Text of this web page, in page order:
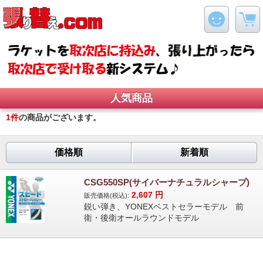
人気商品
1件の商品がございます。
価格順 新着順
CSG550SP(サイバーナチュラルシャープ)
販売価格(税込): 2,607 円
鋭い弾き、YONEXベストセラーモデル 前
衛・後衛オールラウンドモデル